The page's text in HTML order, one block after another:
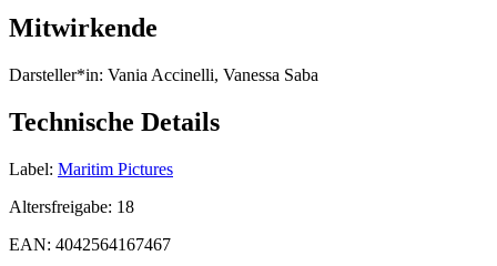
Mitwirkende
Darsteller*in: Vania Accinelli, Vanessa Saba
Technische Details
Label: Maritim Pictures
Altersfreigabe: 18
EAN: 4042564167467